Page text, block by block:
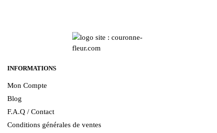
INFORMATIONS
Mon Compte
Blog
F.A.Q / Contact
Conditions générales de ventes